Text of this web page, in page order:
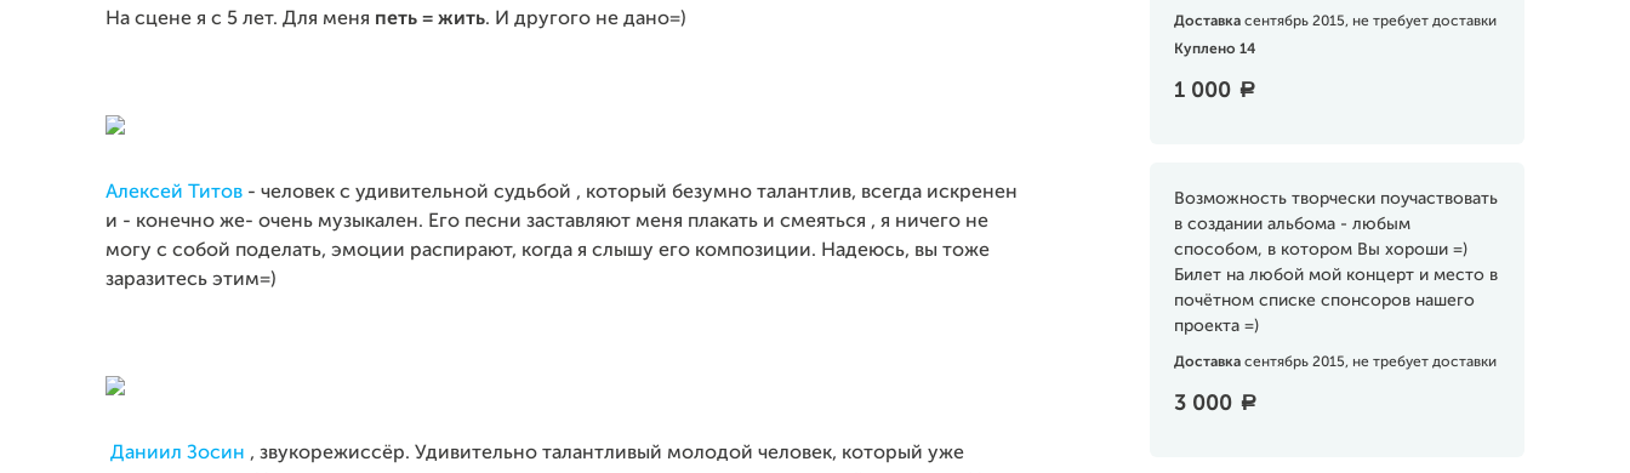
Доставка сентябрь 2015, не требует доставки
Куплено 14
1 000 a
Возможность творчески поучаствовать
в создании альбома - любым
способом, в котором Вы хороши =)
Билет на любой мой концерт и место в
почётном списке спонсоров нашего
проекта =)
Доставка сентябрь 2015, не требует доставки
3 000 a
На сцене я с 5 лет. Для меня петь = жить. И другого не дано=)
Алексей Титов - человек с удивительной судьбой , который безумно талантлив, всегда искренен
и - конечно же- очень музыкален. Его песни заставляют меня плакать и смеяться , я ничего не
могу с собой поделать, эмоции распирают, когда я слышу его композиции. Надеюсь, вы тоже
заразитесь этим=)
Даниил Зосин , звукорежиссёр. Удивительно талантливый молодой человек, который уже